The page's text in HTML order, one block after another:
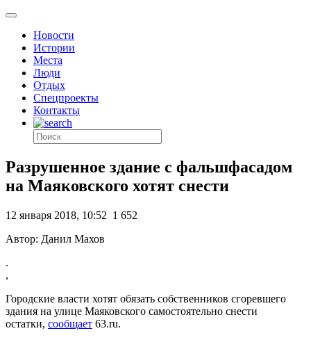
Новости
Истории
Места
Люди
Отдых
Спецпроекты
Контакты
Разрушенное здание с фальшфасадом
на Маяковского хотят снести
12 января 2018, 10:52 1 652
Автор: Данил Махов
.
,
Городские власти хотят обязать собственников сгоревшего
здания на улице Маяковского самостоятельно снести
остатки, сообщает 63.ru.